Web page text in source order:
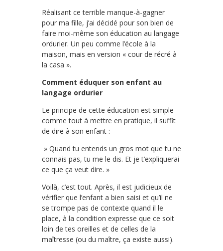
Réalisant ce terrible manque-à-gagner
pour ma fille, j’ai décidé pour son bien de
faire moi-même son éducation au langage
ordurier. Un peu comme l’école à la
maison, mais en version « cour de récré à
la casa ».
Comment éduquer son enfant au
langage ordurier
Le principe de cette éducation est simple
comme tout à mettre en pratique, il suffit
de dire à son enfant :
» Quand tu entends un gros mot que tu ne
connais pas, tu me le dis. Et je t’expliquerai
ce que ça veut dire. »
Voilà, c’est tout. Après, il est judicieux de
vérifier que l’enfant a bien saisi et qu’il ne
se trompe pas de contexte quand il le
place, à la condition expresse que ce soit
loin de tes oreilles et de celles de la
maîtresse (ou du maître, ça existe aussi).